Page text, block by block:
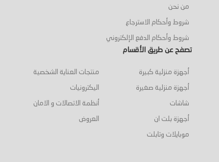
من نحن
شروط وأحكام الاسترجاع
شروط وأحكام الدفع الإلكتروني
تصفح عن طريق الأقسام
أجهزة منزلية كبيرة
أجهزة منزلية صغيرة
شاشات
أجهزة بلت ان
موبايلات وتابلت
منتجات العناية الشخصية
اليكترونيات
أنظمة الاتصالات و الامان
العروض